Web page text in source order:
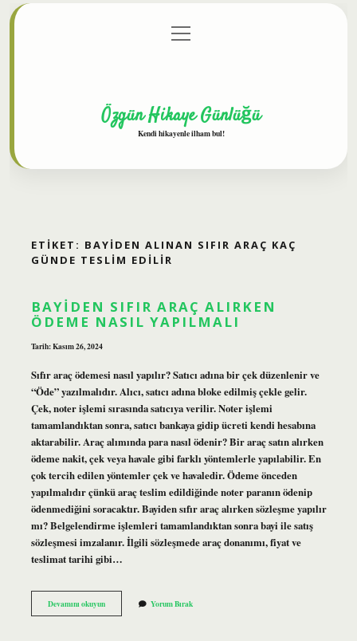
Gizlilik Politikası
menüyü
aç
Özgün Hikaye Günlüğü
Kendi hikayenle ilham bul!
ETIKET: BAYIDEN ALINAN SIFIR ARAÇ KAÇ
GÜNDE TESLIM EDILIR
BAYIDEN SIFIR ARAÇ ALIRKEN
ÖDEME NASIL YAPILMALI
Tarih: Kasım 26, 2024
Sıfır araç ödemesi nasıl yapılır? Satıcı adına bir çek düzenlenir ve
“Öde” yazılmalıdır. Alıcı, satıcı adına bloke edilmiş çekle gelir.
Çek, noter işlemi sırasında satıcıya verilir. Noter işlemi
tamamlandıktan sonra, satıcı bankaya gidip ücreti kendi hesabına
aktarabilir. Araç alımında para nasıl ödenir? Bir araç satın alırken
ödeme nakit, çek veya havale gibi farklı yöntemlerle yapılabilir. En
çok tercih edilen yöntemler çek ve havaledir. Ödeme önceden
yapılmalıdır çünkü araç teslim edildiğinde noter paranın ödenip
ödenmediğini soracaktır. Bayiden sıfır araç alırken sözleşme yapılır
mı? Belgelendirme işlemleri tamamlandıktan sonra bayi ile satış
sözleşmesi imzalanır. İlgili sözleşmede araç donanımı, fiyat ve
teslimat tarihi gibi…
Devamını okuyunBayiden
Sıfır
Yorum Bırak